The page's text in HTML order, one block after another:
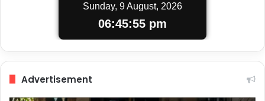
Sunday, 9 August, 2026
06:45:56 pm
Advertisement